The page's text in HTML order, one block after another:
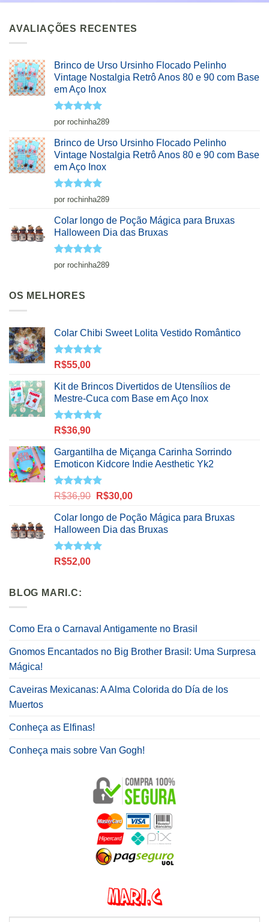
AVALIAÇÕES RECENTES
Brinco de Urso Ursinho Flocado Pelinho
Vintage Nostalgia Retrô Anos 80 e 90 com Base
em Aço Inox
Avaliação5
de 5
por rochinha289
Brinco de Urso Ursinho Flocado Pelinho
Vintage Nostalgia Retrô Anos 80 e 90 com Base
em Aço Inox
Avaliação5
de 5
por rochinha289
Colar longo de Poção Mágica para Bruxas
Halloween Dia das Bruxas
Avaliação5
de 5
por rochinha289
OS MELHORES
Colar Chibi Sweet Lolita Vestido Romântico
Avaliação
R$55,00
Kit de Brincos Divertidos de Utensílios de
Mestre-Cuca com Base em Aço Inox
Avaliação
R$36,90
Gargantilha de Miçanga Carinha Sorrindo
Emoticon Kidcore Indie Aesthetic Yk2
Avaliação
R$36,90 O
original
era:
R$36,90.
R$30,00O
atual
é:
Colar longo de Poção Mágica para Bruxas
Halloween Dia das Bruxas
Avaliação
R$52,00
BLOG MARI.C:
Como Era o Carnaval Antigamente no Brasil
Gnomos Encantados no Big Brother Brasil: Uma Surpresa
Mágica!
Caveiras Mexicanas: A Alma Colorida do Día de los
Muertos
Conheça as Elfinas!
Conheça mais sobre Van Gogh!